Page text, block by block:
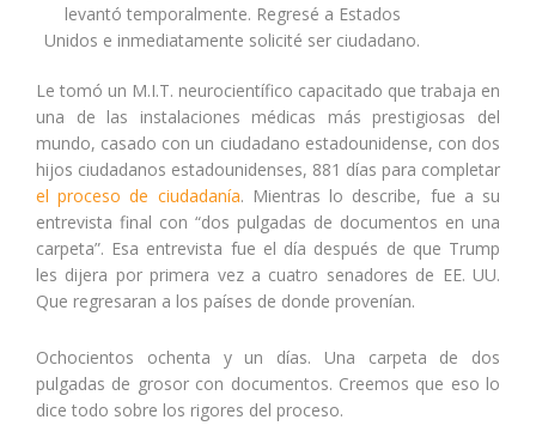
levantó temporalmente. Regresé a Estados
Unidos e inmediatamente solicité ser ciudadano.
Le tomó un M.I.T. neurocientífico capacitado que trabaja en
una de las instalaciones médicas más prestigiosas del
mundo, casado con un ciudadano estadounidense, con dos
hijos ciudadanos estadounidenses, 881 días para completar
el proceso de ciudadanía. Mientras lo describe, fue a su
entrevista final con “dos pulgadas de documentos en una
carpeta”. Esa entrevista fue el día después de que Trump
les dijera por primera vez a cuatro senadores de EE. UU.
Que regresaran a los países de donde provenían.
Ochocientos ochenta y un días. Una carpeta de dos
pulgadas de grosor con documentos. Creemos que eso lo
dice todo sobre los rigores del proceso.